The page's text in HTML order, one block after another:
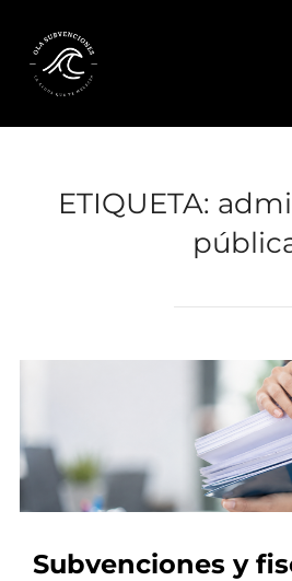
contenido
ETIQUETA:
Subvenciones y